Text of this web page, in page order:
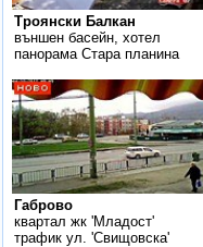
Троянски Балкан
външен басейн, хотел
панорама Стара планина
Габрово
квартал жк 'Младост'
трафик ул. 'Свищовска'